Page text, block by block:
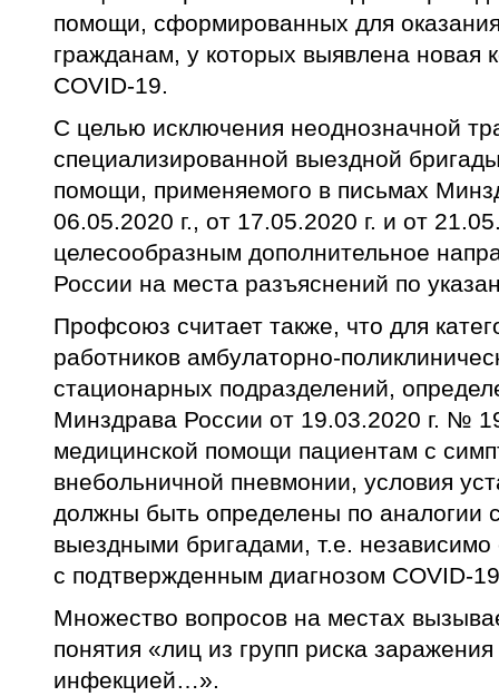
помощи, сформированных для
гражданам, у которых выявлена новая
COVID-19.
С целью исключения неоднозначной
специализированной выездной
помощи, применяемого в письмах
06.05.2020 г., от 17.05.2020 г. и от
целесообразным дополнительное
России на места разъяснений по
Профсоюз считает также, что для
работников амбулаторно-
стационарных подразделений,
Минздрава России от 19.03.2020 г. №
медицинской помощи пациентам с
внебольничной пневмонии, условия
должны быть определены по аналогии
выездными бригадами, т.е. независимо
с подтвержденным диагнозом COVID-
Множество вопросов на местах
понятия «лиц из групп риска
инфекцией…».